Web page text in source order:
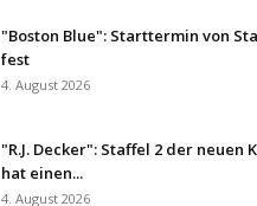
"Boston Blue": Starttermin von
fest
4. August 2026
"R.J. Decker": Staffel 2 der neuen
hat einen...
4. August 2026